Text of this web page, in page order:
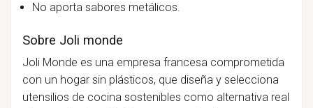
No aporta sabores metálicos.
Sobre Joli monde
Joli Monde es una empresa francesa comprometida
con un hogar sin plásticos, que diseña y selecciona
utensilios de cocina sostenibles como alternativa real